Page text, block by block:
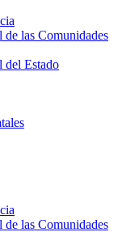
las Comunidades
del Estado
las Comunidades